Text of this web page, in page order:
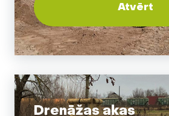
Atvērt
Drenāžas akas